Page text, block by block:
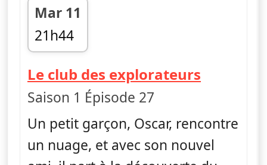
Mar 11
21h44
fin 21h56
Le club des explorateurs
Saison 1 Épisode 27
Un petit garçon, Oscar, rencontre
un nuage, et avec son nouvel